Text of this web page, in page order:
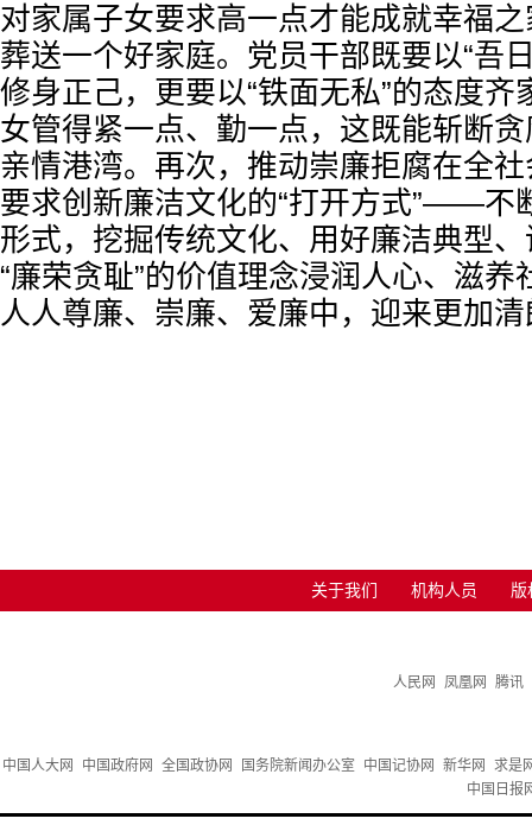
对家属子女要求高一点才能成就幸福
葬送一个好家庭。党员干部既要以“吾
修身正己，更要以“铁面无私”的态度齐
女管得紧一点、勤一点，这既能斩断
亲情港湾。再次，推动崇廉拒腐在全
要求创新廉洁文化的“打开方式”——不
形式，挖掘传统文化、用好廉洁典型
“廉荣贪耻”的价值理念浸润人心、滋养
人人尊廉、崇廉、爱廉中，迎来更加
关于我们 机构人员 版
人民网 凤凰网 腾讯
中国人大网 中国政府网 全国政协网 国务院新闻办公室 中国记协网 新华网
求是
中国日报